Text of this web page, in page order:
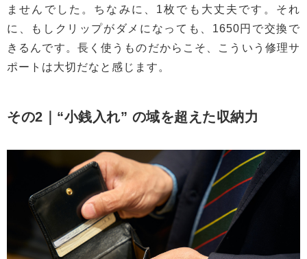
ませんでした。ちなみに、1枚でも大丈夫です。それ
に、もしクリップがダメになっても、1650円で交換で
きるんです。長く使うものだからこそ、こういう修理サ
ポートは大切だなと感じます。
その2｜“小銭入れ” の域を超えた収納力